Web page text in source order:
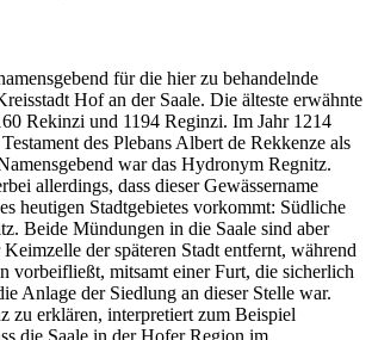
für die hier zu behandelnde
Hof an der Saale. Die älteste erwähnte
Rekinzi und 1194 Reginzi. Im Jahr 1214
des Plebans Albert de Rekkenze als
war das Hydronym Regnitz.
allerdings, dass dieser Gewässername
heutigen Stadtgebietes vorkommt: Südliche
Beide Mündungen in die Saale sind aber
der späteren Stadt entfernt, während
vorbeifließt, mitsamt einer Furt, die sicherlich
Anlage der Siedlung an dieser Stelle war.
zu erklären, interpretiert zum Beispiel